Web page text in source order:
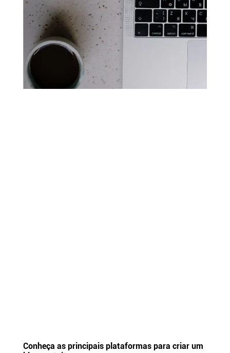
Conheça as principais plataformas para criar um